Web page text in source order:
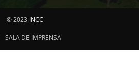
© 2023 INCC
SALA DE IMPRENSA